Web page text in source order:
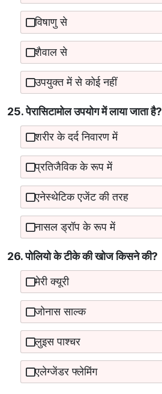
विषाणु से
शैवाल से
उपयुक्त में से कोई नहीं
25. पेरासिटामोल उपयोग में लाया जाता है?
शरीर के दर्द निवारण में
प्रतिजैविक के रूप में
एनेस्थेटिक एजेंट की तरह
नासल ड्रॉप के रूप में
26. पोलियो के टीके की खोज किसने की?
मेरी क्यूरी
जोनास साल्क
लुइस पाश्चर
एलेग्जेंडर फ्लेमिंग